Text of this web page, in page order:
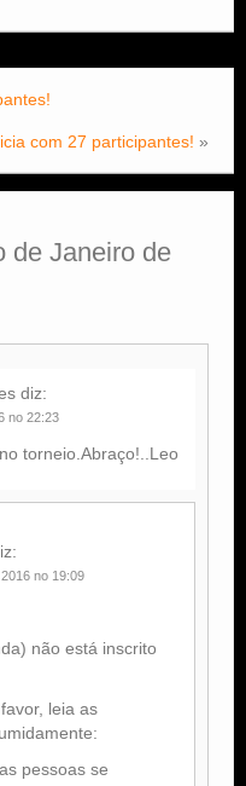
com 27 participantes! »
de Janeiro de
diz:
no 22:23
torneio.Abraço!..Leo
no 19:09
não está inscrito
leia as
pessoas se